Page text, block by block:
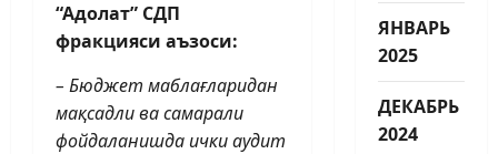
“Адолат” СДП
фракцияси аъзоси:
– Бюджет маблағларидан
мақсадли ва самарали
фойдаланишда ички аудит
ЯНВАРЬ
2025
ДЕКАБРЬ
2024